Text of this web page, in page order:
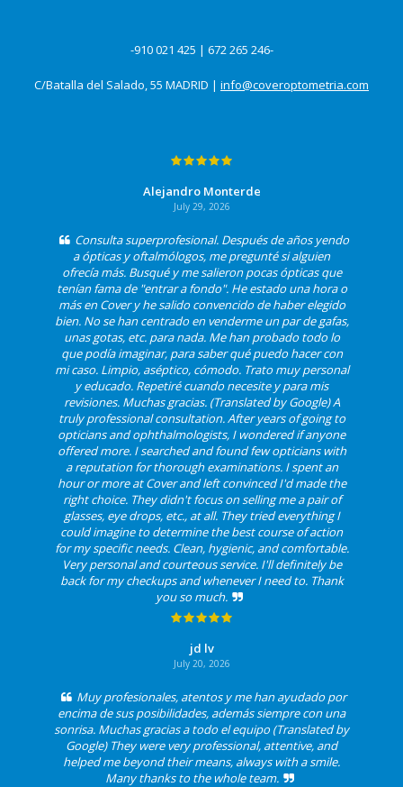
-910 021 425 | 672 265 246-
C/Batalla del Salado, 55 MADRID | info@coveroptometria.com
Alejandro Monterde
July 29, 2026
Consulta superprofesional. Después de años yendo
a ópticas y oftalmólogos, me pregunté si alguien
ofrecía más. Busqué y me salieron pocas ópticas que
tenían fama de "entrar a fondo". He estado una hora o
más en Cover y he salido convencido de haber elegido
bien. No se han centrado en venderme un par de gafas,
unas gotas, etc. para nada. Me han probado todo lo
que podía imaginar, para saber qué puedo hacer con
mi caso. Limpio, aséptico, cómodo. Trato muy personal
y educado. Repetiré cuando necesite y para mis
revisiones. Muchas gracias. (Translated by Google) A
truly professional consultation. After years of going to
opticians and ophthalmologists, I wondered if anyone
offered more. I searched and found few opticians with
a reputation for thorough examinations. I spent an
hour or more at Cover and left convinced I'd made the
right choice. They didn't focus on selling me a pair of
glasses, eye drops, etc., at all. They tried everything I
could imagine to determine the best course of action
for my specific needs. Clean, hygienic, and comfortable.
Very personal and courteous service. I'll definitely be
back for my checkups and whenever I need to. Thank
you so much.
jd lv
July 20, 2026
Muy profesionales, atentos y me han ayudado por
encima de sus posibilidades, además siempre con una
sonrisa. Muchas gracias a todo el equipo (Translated by
Google) They were very professional, attentive, and
helped me beyond their means, always with a smile.
Many thanks to the whole team.